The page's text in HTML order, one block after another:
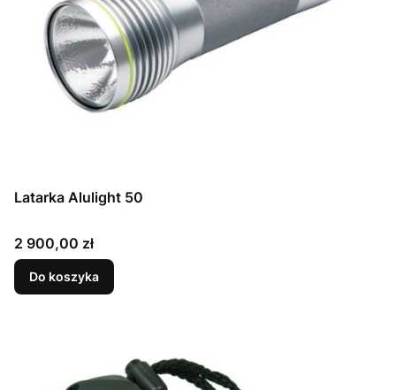
Latarka Alulight 50
Cena
2 900,00 zł
Do koszyka